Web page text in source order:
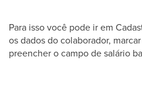
Para isso você pode ir em
os dados do colaborador,
preencher o campo de salário